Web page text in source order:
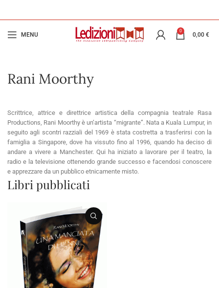
MENU
0
0,00 €
Rani Moorthy
Scrittrice, attrice e direttrice artistica della compagnia teatrale Rasa
Productions, Rani Moorthy è un’artista “migrante”. Nata a Kuala Lumpur, in
seguito agli scontri razziali del 1969 è stata costretta a trasferirsi con la
famiglia a Singapore, dove ha vissuto fino al 1996, quando ha deciso di
andare a vivere a Manchester. Qui ha iniziato a lavorare per il teatro, la
radio e la televisione ottenendo grande successo e facendosi conoscere
e apprezzare da un pubblico etnicamente misto.
Libri pubblicati